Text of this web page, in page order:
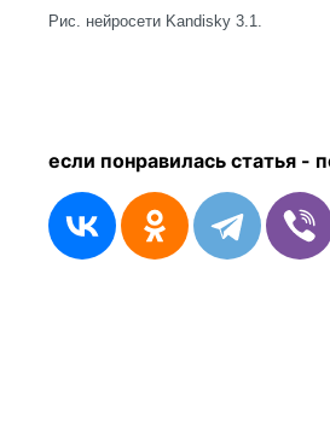
Рис. нейросети Kandisky 3.1.
если понравилась статья - п